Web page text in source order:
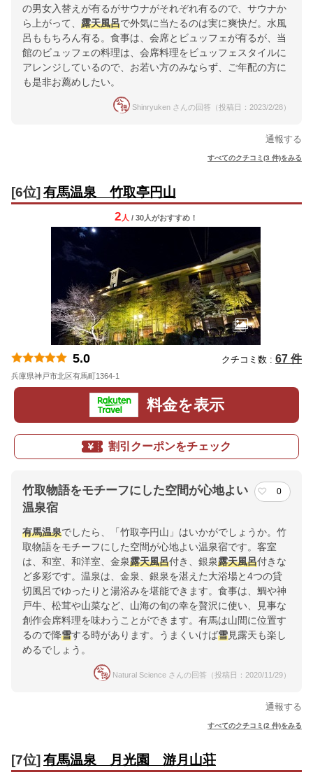
の男女入替えが有るがサウナがそれぞれ有るので、サウナか
ら上がって、 露天風呂で外気に当たるのは実に爽快だ。水風
呂ももちろん有る。食事は、会席とビュッフェが有るが、当
館のビュッフェの料理は、会席料理をビュッフェスタイルに
アレンジしているので、お若い方のみならず、ご年配の方に
も是非お薦めしたい。
Shinryuken さんの回答（投稿日：2023/2/28）
通報する
すべてのクチコミ(3 件)をみる
[6位] 有馬温泉 竹取亭円山
2 人 / 30人がおすすめ！
5.0 クチコミ数 : 67 件
兵庫県神戸市北区有馬町1364-1
料金を表示
割引クーポンをチェック
竹取物語をモチーフにした空間が心地よい
温泉宿
0
有馬温泉でしたら、「竹取亭円山」はいかがでしょうか。竹
取物語をモチーフにした空間が心地よい温泉宿です。客室
は、和室、和洋室、金泉露天風呂付き、銀泉露天風呂付きな
ど多彩です。温泉は、金泉、銀泉を湛えた大浴場と4つの貸
切風呂でゆったりと湯浴みを堪能できます。食事は、鯛や神
戸牛、松茸や山菜など、山海の旬の幸を贅沢に使い、見事な
創作会席料理を味わうことができます。有馬は山間に位置す
るので降雪する時があります。うまくいけば雪見露天も楽し
めるでしょう。
Natural Science さんの回答（投稿日：2020/11/29）
通報する
すべてのクチコミ(2 件)をみる
[7位] 有馬温泉 月光園 游月山荘